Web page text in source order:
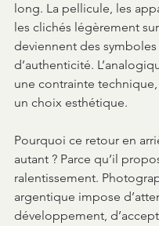
long. La pellicule, les
les clichés légèrement
deviennent des symboles
d’authenticité.
une contrainte
un choix esthétique.
Pourquoi ce retour en
autant ? Parce qu’il
ralentissement.
argentique impose
développement,